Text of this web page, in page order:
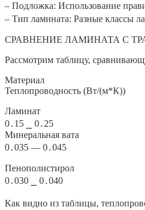
– Подложка: Использование
– Тип ламината: Разные классы
СРАВНЕНИЕ ЛАМИНАТА С
Рассмотрим таблицу,
Материал
Теплопроводность (Вт/(м*К))
Ламинат
0․15 ⎯ 0․25
Минеральная вата
0․035 ― 0․045
Пенополистирол
0․030 ⎯ 0․040
Как видно из таблицы,